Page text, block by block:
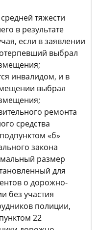
тяжести
в результате
если в заявлении
выбрал
инвалидом, и в
выбрал
ремонта
средства
«б»
закона
размер
для
о дорожно-
без участия
полиции,
22